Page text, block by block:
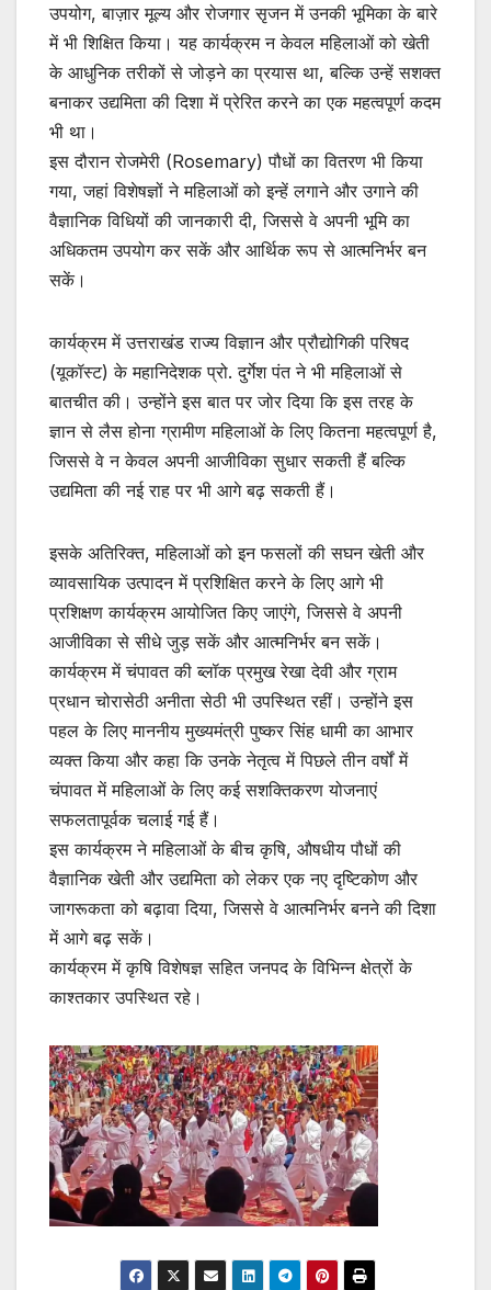
उपयोग, बाज़ार मूल्य और रोजगार सृजन में उनकी भूमिका के बारे
में भी शिक्षित किया। यह कार्यक्रम न केवल महिलाओं को खेती
के आधुनिक तरीकों से जोड़ने का प्रयास था, बल्कि उन्हें सशक्त
बनाकर उद्यमिता की दिशा में प्रेरित करने का एक महत्वपूर्ण कदम
भी था।
इस दौरान रोजमेरी (Rosemary) पौधों का वितरण भी किया
गया, जहां विशेषज्ञों ने महिलाओं को इन्हें लगाने और उगाने की
वैज्ञानिक विधियों की जानकारी दी, जिससे वे अपनी भूमि का
अधिकतम उपयोग कर सकें और आर्थिक रूप से आत्मनिर्भर बन
सकें।
कार्यक्रम में उत्तराखंड राज्य विज्ञान और प्रौद्योगिकी परिषद
(यूकॉस्ट) के महानिदेशक प्रो. दुर्गेश पंत ने भी महिलाओं से
बातचीत की। उन्होंने इस बात पर जोर दिया कि इस तरह के
ज्ञान से लैस होना ग्रामीण महिलाओं के लिए कितना महत्वपूर्ण है,
जिससे वे न केवल अपनी आजीविका सुधार सकती हैं बल्कि
उद्यमिता की नई राह पर भी आगे बढ़ सकती हैं।
इसके अतिरिक्त, महिलाओं को इन फसलों की सघन खेती और
व्यावसायिक उत्पादन में प्रशिक्षित करने के लिए आगे भी
प्रशिक्षण कार्यक्रम आयोजित किए जाएंगे, जिससे वे अपनी
आजीविका से सीधे जुड़ सकें और आत्मनिर्भर बन सकें।
कार्यक्रम में चंपावत की ब्लॉक प्रमुख रेखा देवी और ग्राम
प्रधान चोरासेठी अनीता सेठी भी उपस्थित रहीं। उन्होंने इस
पहल के लिए माननीय मुख्यमंत्री पुष्कर सिंह धामी का आभार
व्यक्त किया और कहा कि उनके नेतृत्व में पिछले तीन वर्षों में
चंपावत में महिलाओं के लिए कई सशक्तिकरण योजनाएं
सफलतापूर्वक चलाई गई हैं।
इस कार्यक्रम ने महिलाओं के बीच कृषि, औषधीय पौधों की
वैज्ञानिक खेती और उद्यमिता को लेकर एक नए दृष्टिकोण और
जागरूकता को बढ़ावा दिया, जिससे वे आत्मनिर्भर बनने की दिशा
में आगे बढ़ सकें।
कार्यक्रम में कृषि विशेषज्ञ सहित जनपद के विभिन्न क्षेत्रों के
काश्तकार उपस्थित रहे।